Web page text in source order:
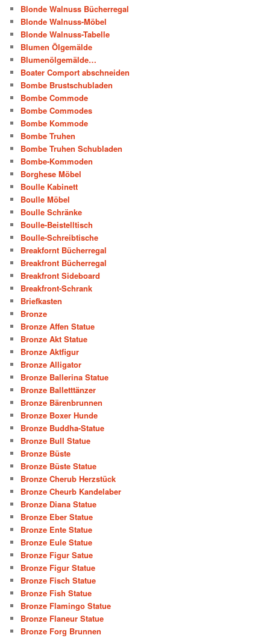
Blonde Walnuss Bücherregal
Blonde Walnuss-Möbel
Blonde Walnuss-Tabelle
Blumen Ölgemälde
Blumenölgemälde…
Boater Comport abschneiden
Bombe Brustschubladen
Bombe Commode
Bombe Commodes
Bombe Kommode
Bombe Truhen
Bombe Truhen Schubladen
Bombe-Kommoden
Borghese Möbel
Boulle Kabinett
Boulle Möbel
Boulle Schränke
Boulle-Beistelltisch
Boulle-Schreibtische
Breakfornt Bücherregal
Breakfront Bücherregal
Breakfront Sideboard
Breakfront-Schrank
Briefkasten
Bronze
Bronze Affen Statue
Bronze Akt Statue
Bronze Aktfigur
Bronze Alligator
Bronze Ballerina Statue
Bronze Balletttänzer
Bronze Bärenbrunnen
Bronze Boxer Hunde
Bronze Buddha-Statue
Bronze Bull Statue
Bronze Büste
Bronze Büste Statue
Bronze Cherub Herzstück
Bronze Cheurb Kandelaber
Bronze Diana Statue
Bronze Eber Statue
Bronze Ente Statue
Bronze Eule Statue
Bronze Figur Satue
Bronze Figur Statue
Bronze Fisch Statue
Bronze Fish Statue
Bronze Flamingo Statue
Bronze Flaneur Statue
Bronze Forg Brunnen